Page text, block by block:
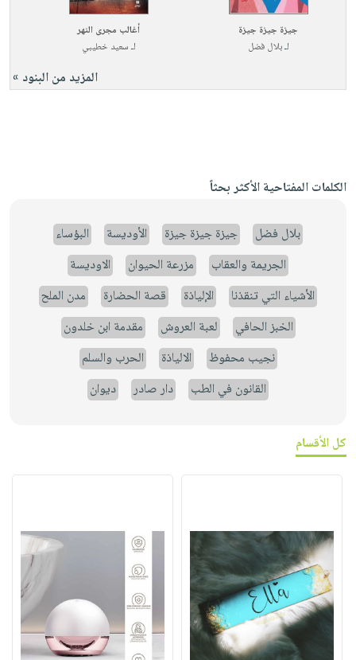
جيزة جيزة جيزة
لـبلال فضل
أغالب مجرى النهر
لـسعيد خطيبي
المزيد من البنود »
الكلمات المفتاحية الأكثر بحثاً
بلال فضل جيزة جيزة جيزة الأوديسة
البؤساء
الجريمة والعقاب
مزرعة الحيوان
الاوديسة
الأشياء التي تنقذنا
الإلياذة قصة الحضارة
مدن الملح
الخبز الحافي
لعبة العروش
مقدمة ابن خلدون
نجيب محفوظ
الالياذة
الحرب والسلم
القانون في الطب
دار صادر ديوان
كل الأقسام